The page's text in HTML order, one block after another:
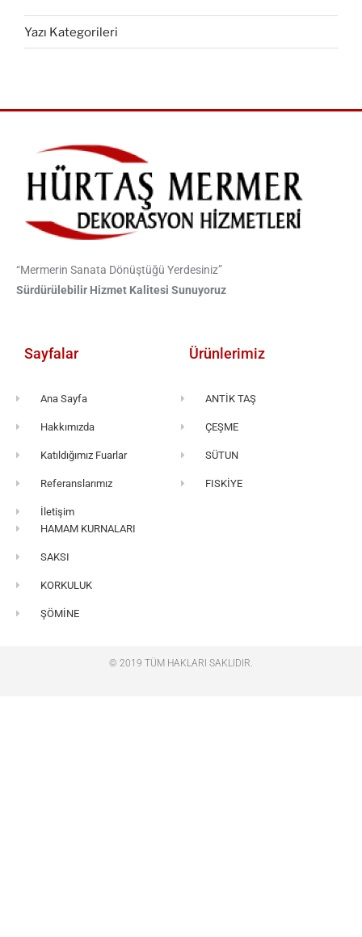
Yazı Kategorileri
“Mermerin Sanata Dönüştüğü Yerdesiniz”
Sürdürülebilir Hizmet Kalitesi Sunuyoruz
Sayfalar Ürünlerimiz
Ana Sayfa
Hakkımızda
Katıldığımız Fuarlar
Referanslarımız
İletişim
ANTİK TAŞ
ÇEŞME
SÜTUN
FISKİYE
HAMAM KURNALARI
SAKSI
KORKULUK
ŞÖMİNE
© 2019 TÜM HAKLARI SAKLIDIR.